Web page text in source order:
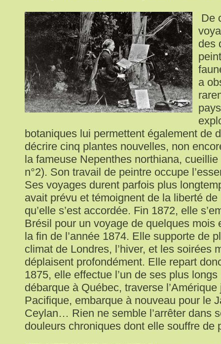
De
des
a
botaniques lui permettent également de
décrire cinq plantes nouvelles, non
la fameuse Nepenthes northiana,
n°2). Son travail de peintre occupe
Ses voyages durent parfois plus
avait prévu et témoignent de la liberté
qu’elle s’est accordée. Fin 1872, elle
Brésil pour un voyage de quelques mois
la fin de l’année 1874. Elle supporte de
climat de Londres, l’hiver, et les soirées
déplaisent profondément. Elle repart
1875, elle effectue l’un de ses plus
débarque à Québec, traverse l’Amérique
Pacifique, embarque à nouveau pour le
Ceylan… Rien ne semble l’arrêter dans
douleurs chroniques dont elle souffre de